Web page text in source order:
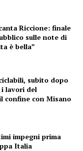
Riccione: finale
sulle note di
è bella”
subito dopo
i lavori del
confine con Misano
impegni prima
Italia